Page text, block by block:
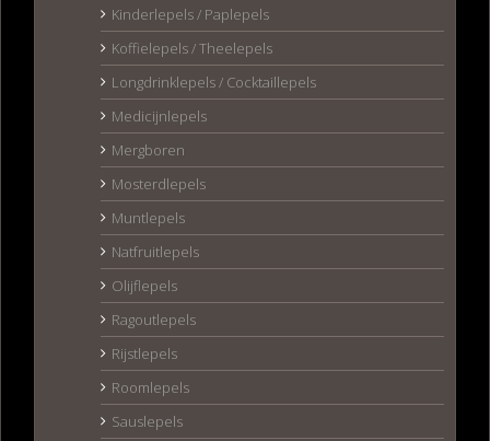
Kinderlepels / Paplepels
Koffielepels / Theelepels
Longdrinklepels / Cocktaillepels
Medicijnlepels
Mergboren
Mosterdlepels
Muntlepels
Natfruitlepels
Olijflepels
Ragoutlepels
Rijstlepels
Roomlepels
Sauslepels